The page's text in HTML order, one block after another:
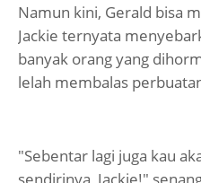
Namun kini, Gerald bisa
Jackie ternyata
banyak orang yang
lelah membalas
"Sebentar lagi juga kau
sendirinya, Jackie!"